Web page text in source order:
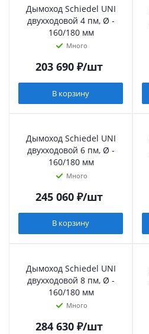
Дымоход Schiedel UNI
двухходовой 4 пм, Ø -
160/180 мм
Много
203 690₽/шт
В корзину
Дымоход Schiedel UNI
двухходовой 6 пм, Ø -
160/180 мм
Много
245 060₽/шт
В корзину
Дымоход Schiedel UNI
двухходовой 8 пм, Ø -
160/180 мм
Много
284 630₽/шт